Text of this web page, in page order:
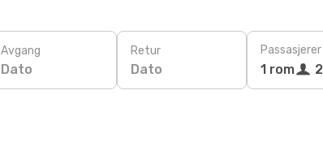
Avgang
Dato
Retur
Dato
Passasjerer
1 rom 2